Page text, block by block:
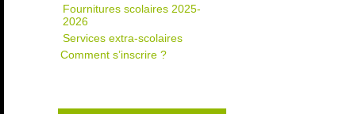
Fournitures scolaires 2025-
2026
Services extra-scolaires
Comment s’inscrire ?